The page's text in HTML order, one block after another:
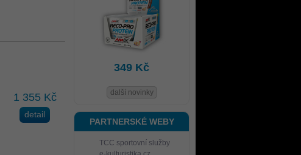
1 355 Kč
detail
349 Kč
další novinky
PARTNERSKÉ WEBY
TCC sportovní služby